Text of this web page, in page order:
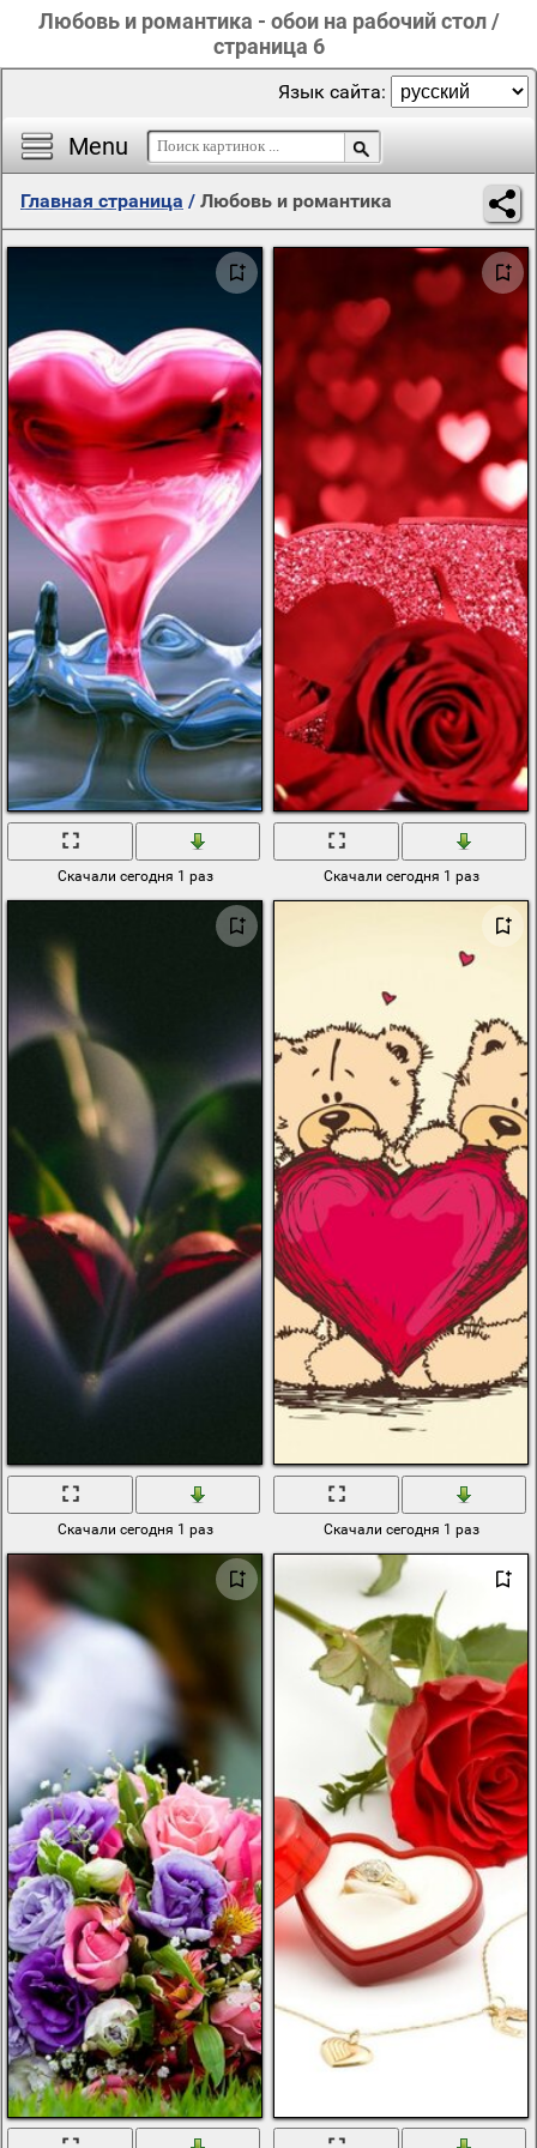
Любовь и романтика - обои на рабочий стол /
страница 6
Menu
Язык сайта:
Главная страница / Любовь и романтика
Скачали сегодня 1 раз Скачали сегодня 1 раз
Скачали сегодня 1 раз Скачали сегодня 1 раз